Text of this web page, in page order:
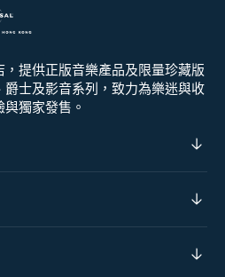
提供正版音樂產品及限量珍藏版
士及影音系列，致力為樂迷與收
獨家發售。